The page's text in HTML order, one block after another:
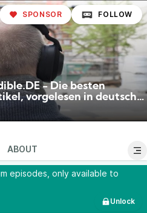
- Die besten
vorgelesen in deutscher
SPONSOR FOLLOW
ABOUT
episodes, only available to
Unlock